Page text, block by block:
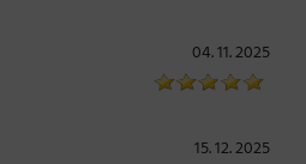
04. 11. 2025
15. 12. 2025